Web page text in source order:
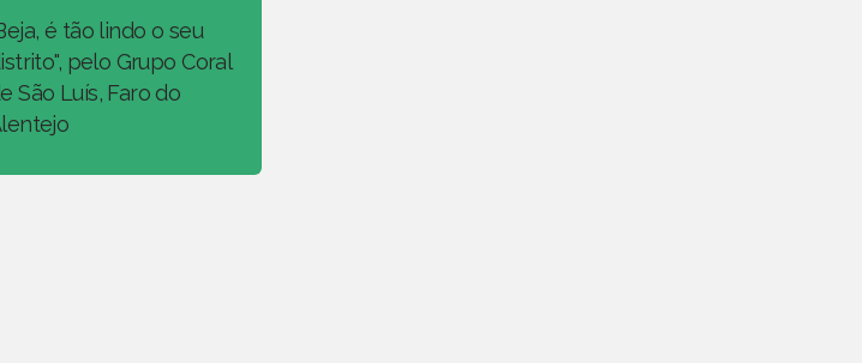
é tão lindo o seu
pelo Grupo Coral
São Luís, Faro do